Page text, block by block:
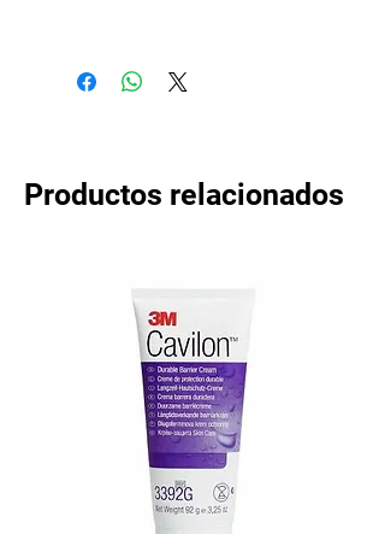
Productos relacionados